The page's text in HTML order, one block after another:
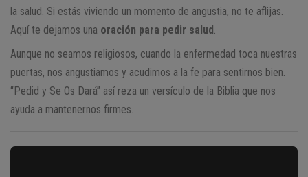
la salud. Si estás viviendo un momento de angustia, no te aflijas.
Aquí te dejamos una oración para pedir salud
Aunque no seamos religiosos, cuando la enfermedad toca nuestras
puertas, nos angustiamos y acudimos a la fe para sentirnos bien.
“Pedid y Se Os Dará” así reza un versículo de la Biblia que nos
ayuda a mantenernos firmes.